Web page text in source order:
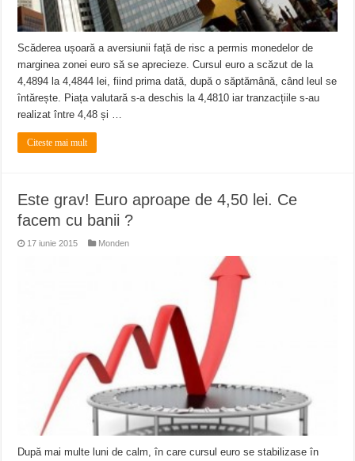
Scăderea ușoară a aversiunii față de risc a permis monedelor de
marginea zonei euro să se aprecieze. Cursul euro a scăzut de la
4,4894 la 4,4844 lei, fiind prima dată, după o săptămână, când leul se
întărește. Piața valutară s-a deschis la 4,4810 iar tranzacțiile s-au
realizat între 4,48 și …
Citeste mai mult
Este grav! Euro aproape de 4,50 lei. Ce
facem cu banii ?
17 iunie 2015 Monden
După mai multe luni de calm, în care cursul euro se stabilizase în